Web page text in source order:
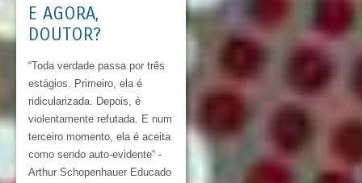
E AGORA,
DOUTOR?
“Toda verdade passa por três
estágios. Primeiro, ela é
ridicularizada. Depois, é
violentamente refutada. E num
terceiro momento, ela é aceita
como sendo auto-evidente“ -
Arthur Schopenhauer Educado